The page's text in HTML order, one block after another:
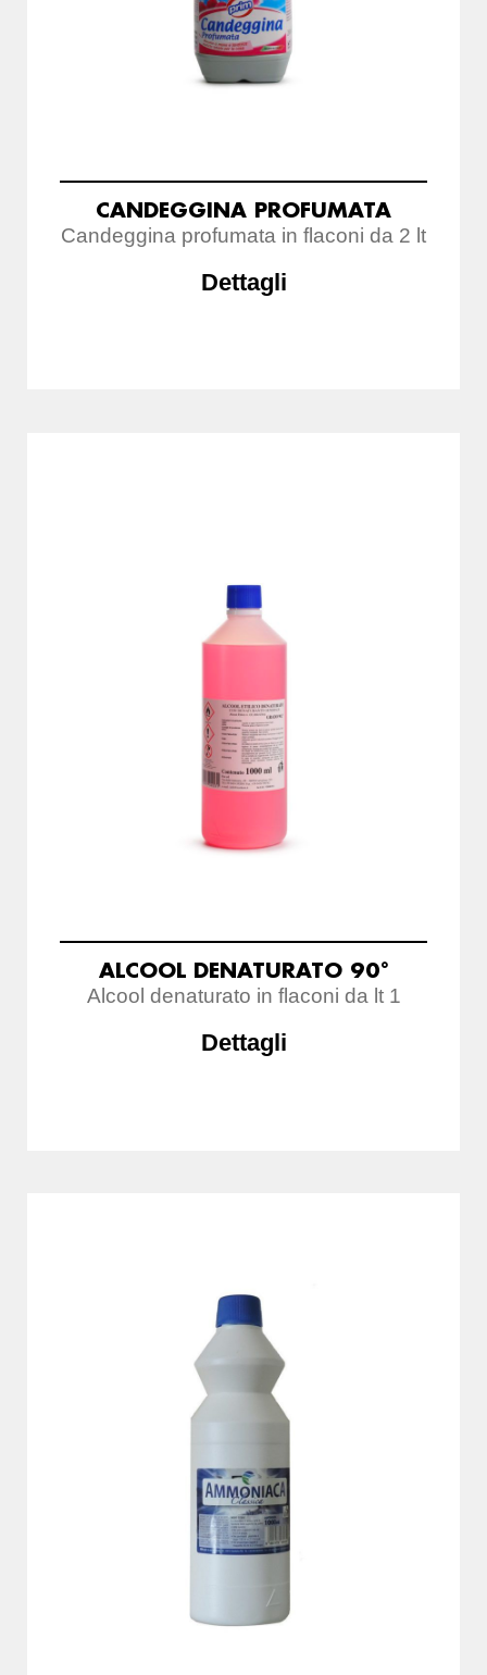
CANDEGGINA PROFUMATA
Candeggina profumata in flaconi da 2 lt
Dettagli
ALCOOL DENATURATO 90°
Alcool denaturato in flaconi da lt 1
Dettagli